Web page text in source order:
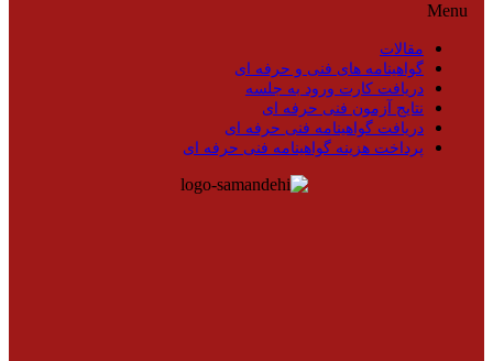
Menu
مقالات
گواهینامه های فنی و حرفه ای
دریافت کارت ورود به جلسه
نتایج آزمون فنی حرفه ای
دریافت گواهینامه فنی حرفه ای
پرداخت هزینه گواهینامه فنی حرفه ای